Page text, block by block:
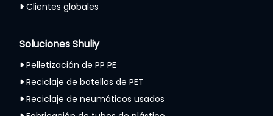
Clientes globales
Soluciones Shuliy
Pelletización de PP PE
Reciclaje de botellas de PET
Reciclaje de neumáticos usados